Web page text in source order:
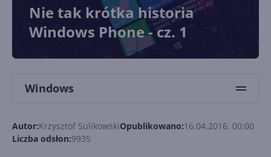
Nie tak krótka historia
Windows Phone - cz. 1
Windows
Autor:Krzysztof SulikowskiOpublikowano:16.04.2016, 00:00
Liczba odsłon:9935